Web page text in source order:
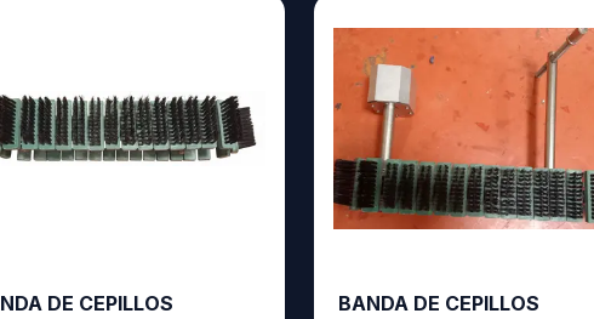
DE CEPILLOS
BANDA DE CEPILLOS